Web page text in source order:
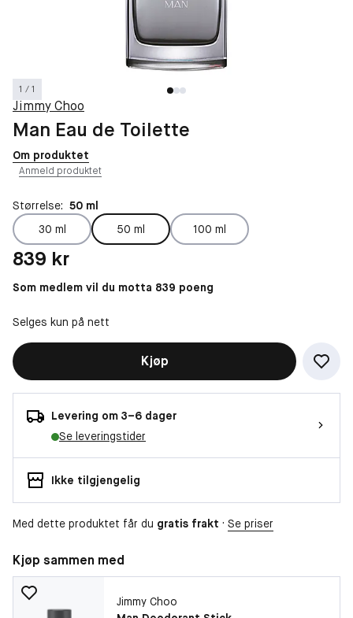
1 / 1
Jimmy Choo
Man Eau de Toilette
Om produktet
Anmeld produktet
Størrelse: 50 ml
30 ml
50 ml
100 ml
Pris: 839 kr
839 kr
Som medlem vil du motta 839 poeng
Selges kun på nett
Kjøp
Levering om 3–6 dager
Se leveringstider
Ikke tilgjengelig
Med dette produktet får du gratis frakt · Se priser
Kjøp sammen med
Jimmy Choo